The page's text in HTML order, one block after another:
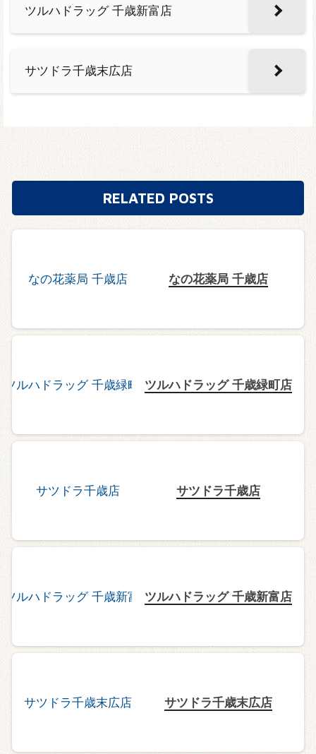
ツルハドラッグ 千歳新富店
サツドラ千歳末広店
RELATED POSTS
なの花薬局 千歳店
ツルハドラッグ 千歳緑町店
サツドラ千歳店
ツルハドラッグ 千歳新富店
サツドラ千歳末広店